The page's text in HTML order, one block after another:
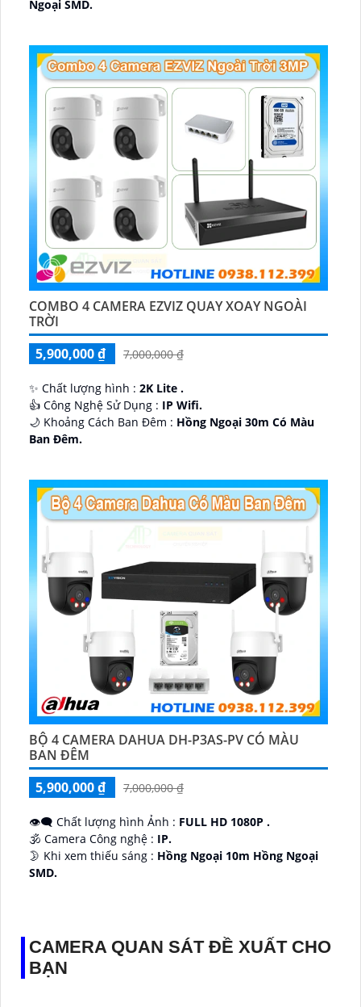
Ngoại SMD.
COMBO 4 CAMERA EZVIZ QUAY XOAY NGOÀI
TRỜI
5,900,000 ₫
7,000,000 ₫
✨ Chất lượng hình : 2K Lite .
👍 Công Nghệ Sử Dụng : IP Wifi.
🌙 Khoảng Cách Ban Đêm : Hồng Ngoại 30m Có Màu
Ban Ðêm.
BỘ 4 CAMERA DAHUA DH-P3AS-PV CÓ MÀU
BAN ĐÊM
5,900,000 ₫
7,000,000 ₫
👁️‍🗨 Chất lượng hình Ảnh : FULL HD 1080P .
🕉️ Camera Công nghệ : IP.
🌛 Khi xem thiếu sáng : Hồng Ngoại 10m Hồng Ngoại
SMD.
CAMERA QUAN SÁT ĐỀ XUẤT CHO
BẠN